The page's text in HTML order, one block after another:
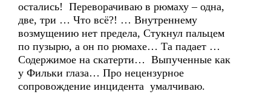
остались! Переворачиваю в рюмаху – одна,
две, три … Что всё?! … Внутреннему
возмущению нет предела, Стукнул пальцем
по пузырю, а он по рюмахе… Та падает …
Содержимое на скатерти… Выпученные как
у Фильки глаза… Про нецензурное
сопровождение инцидента умалчиваю.